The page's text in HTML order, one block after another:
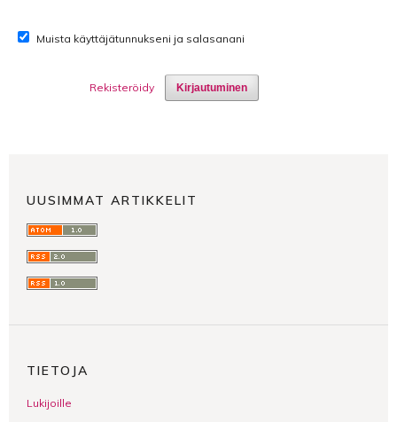
Muista käyttäjätunnukseni ja salasanani
Kirjautuminen
Rekisteröidy
UUSIMMAT ARTIKKELIT
TIETOJA
Lukijoille